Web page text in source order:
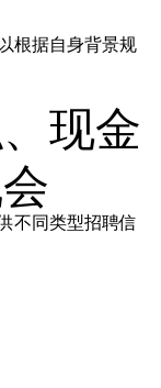
根据自身背景规
现金
不同类型招聘信